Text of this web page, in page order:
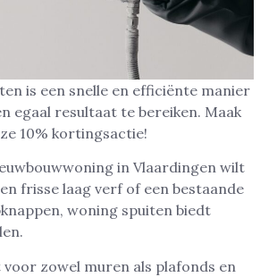
is een snelle en efficiënte manier
egaal resultaat te bereiken. Maak
10% kortingsactie!
in Vlaardingen wilt
frisse laag verf of een bestaande
woning spuiten biedt
voor zowel muren als plafonds en